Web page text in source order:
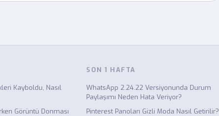
Kayboldu, Nasıl
Görüntü Donması
SON 1 HAFTA
WhatsApp 2.24.22 Versiyonunda Durum
Paylaşımı Neden Hata Veriyor?
Pinterest Panoları Gizli Moda Nasıl Getirilir?